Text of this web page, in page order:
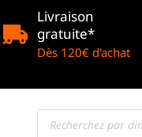
Livraison
gratuite*
Dès 120€ d'achat